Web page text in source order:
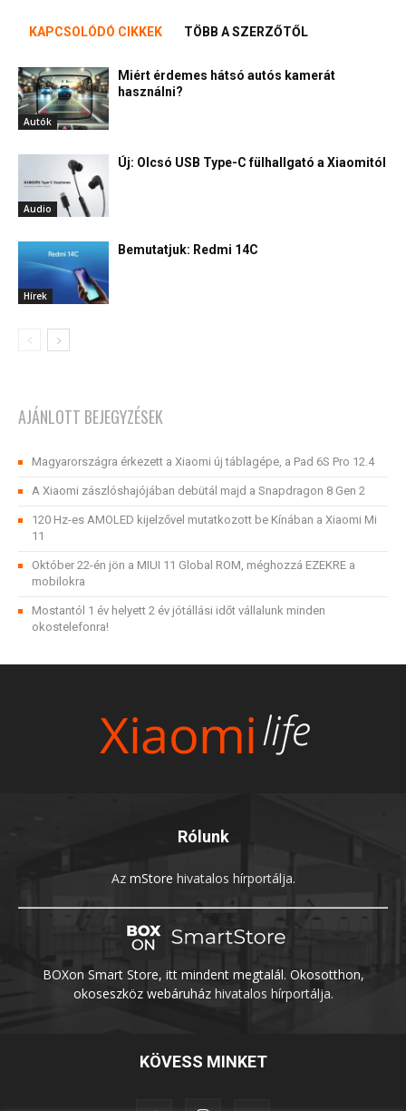
KAPCSOLÓDÓ CIKKEK TÖBB A SZERZŐTŐL
Autók
Miért érdemes hátsó autós kamerát
használni?
Audio
Új: Olcsó USB Type-C fülhallgató a Xiaomitól
Hírek
Bemutatjuk: Redmi 14C
AJÁNLOTT BEJEGYZÉSEK
Magyarországra érkezett a Xiaomi új táblagépe, a Pad 6S Pro 12.4
A Xiaomi zászlóshajójában debütál majd a Snapdragon 8 Gen 2
120 Hz-es AMOLED kijelzővel mutatkozott be Kínában a Xiaomi Mi
11
Október 22-én jön a MIUI 11 Global ROM, méghozzá EZEKRE a
mobilokra
Mostantól 1 év helyett 2 év jótállási időt vállalunk minden
okostelefonra!
Rólunk
Az mStore hivatalos hírportálja.
BOXon Smart Store, itt mindent megtalál. Okosotthon,
okoseszköz webáruházhivatalos hírportálja.
KÖVESS MINKET